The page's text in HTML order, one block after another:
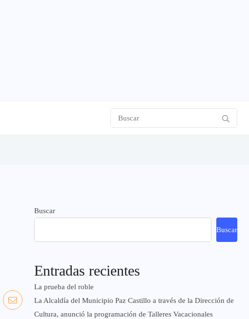
Buscar
Buscar
Entradas recientes
La prueba del roble
La Alcaldía del Municipio Paz Castillo a través de la Dirección de
Cultura, anunció la programación de Talleres Vacacionales